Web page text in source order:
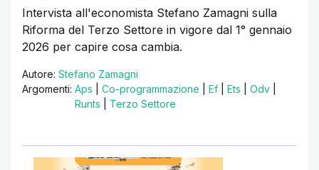
Intervista all'economista Stefano Zamagni sulla
Riforma del Terzo Settore in vigore dal 1° gennaio
2026 per capire cosa cambia.
Autore: Stefano Zamagni
Argomenti: Aps Co-programmazione Ef Ets Odv
Runts
Terzo Settore